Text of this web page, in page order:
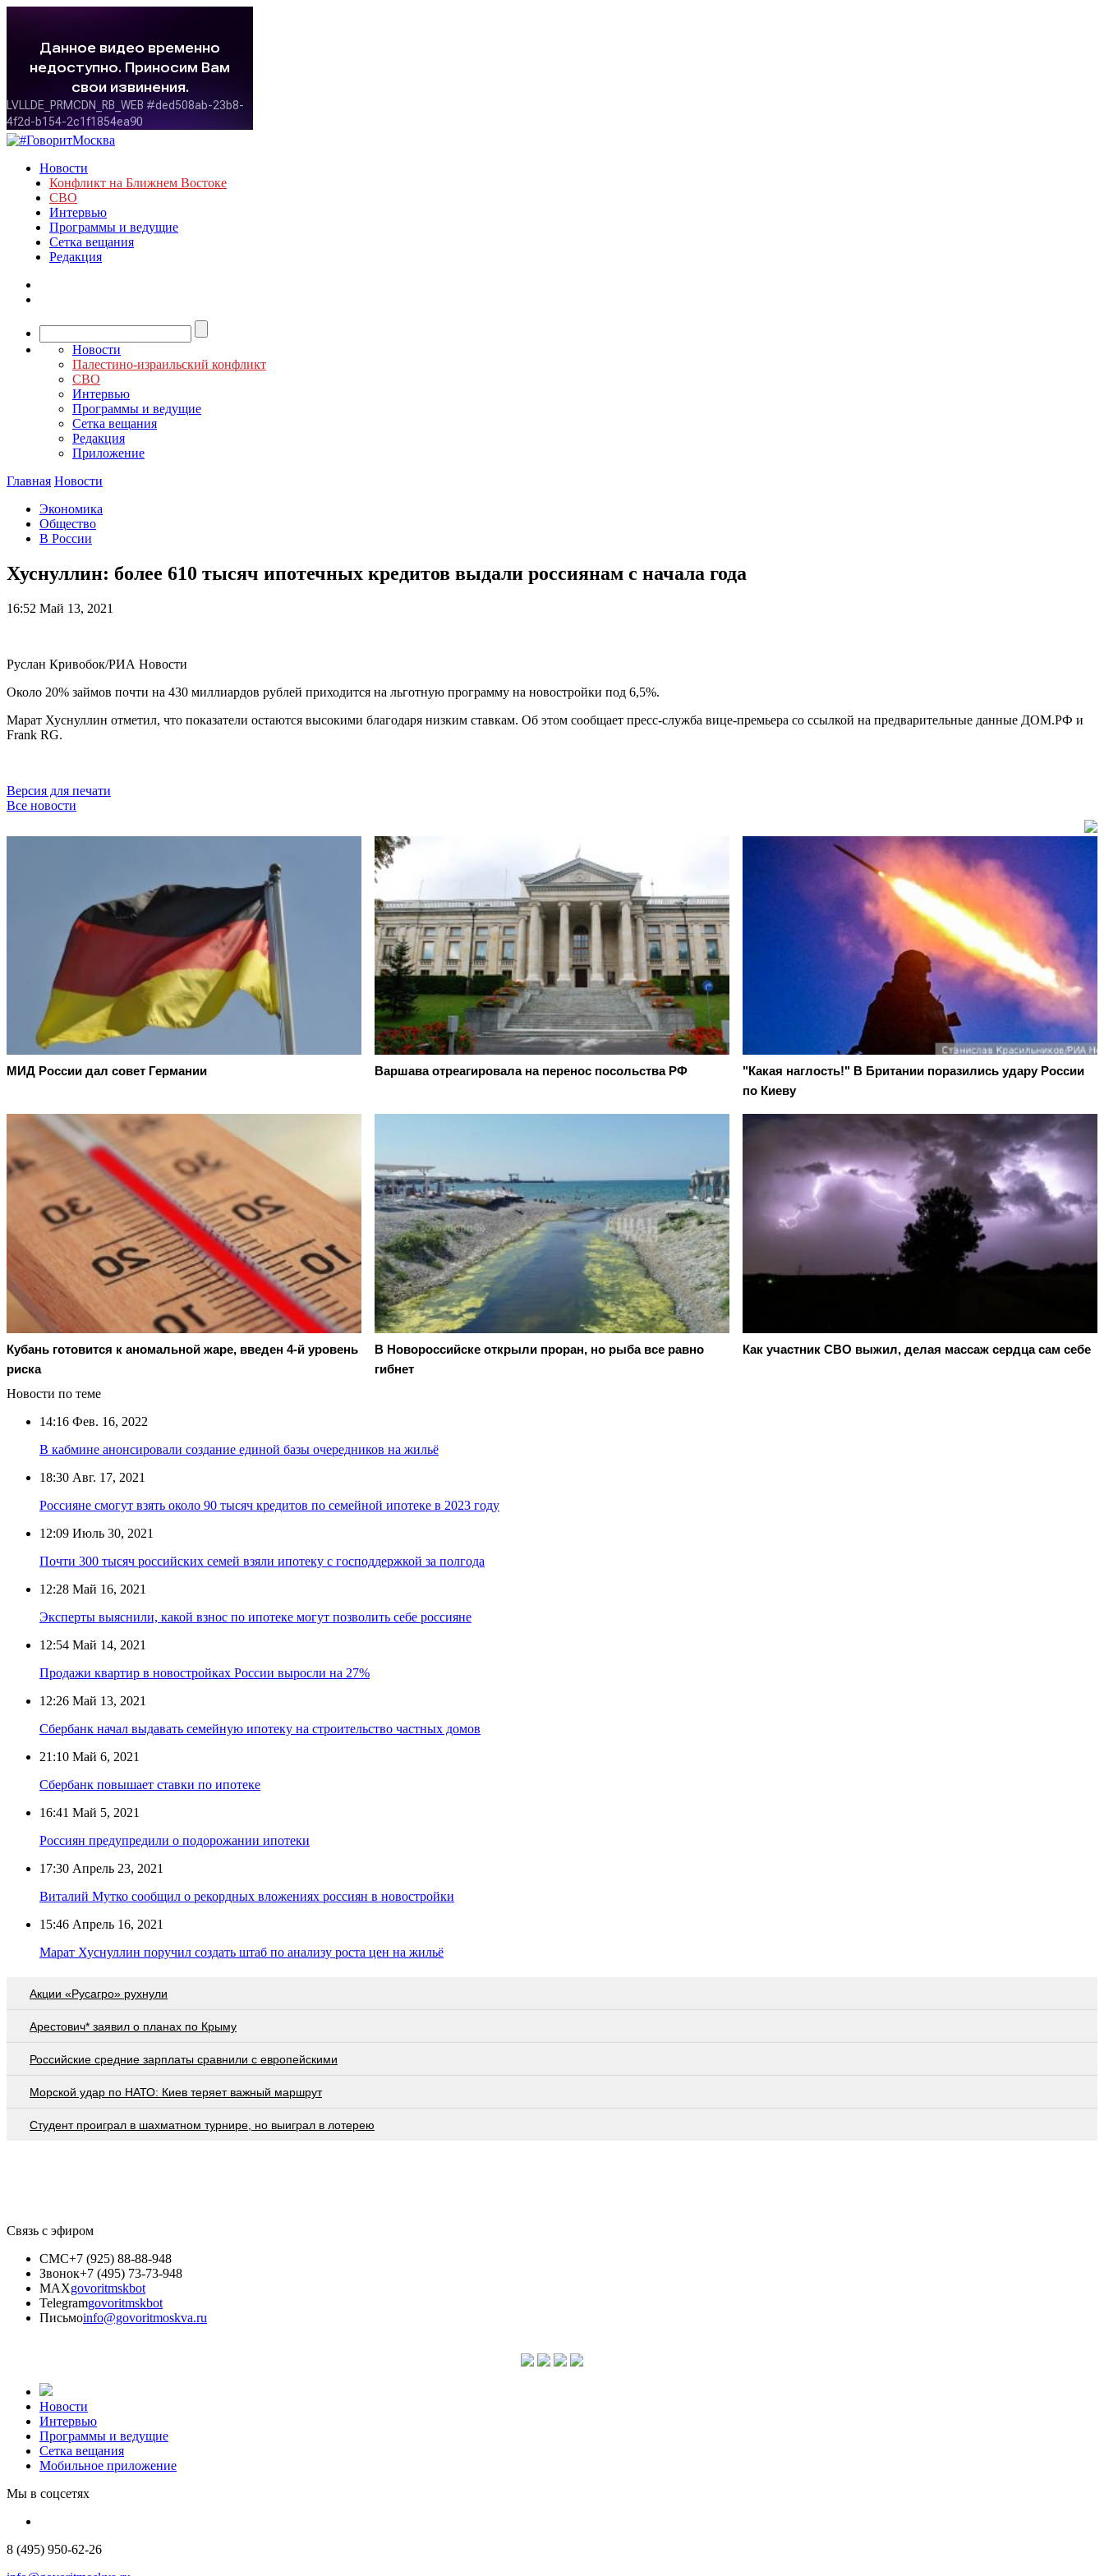
Новости
Конфликт на Ближнем Востоке
СВО
Интервью
Программы и ведущие
Сетка вещания
Редакция
Новости
Палестино-израильский конфликт
СВО
Интервью
Программы и ведущие
Сетка вещания
Редакция
Приложение
Главная Новости
Экономика
Общество
В России
Хуснуллин: более 610 тысяч ипотечных кредитов выдали россиянам с начала года
16:52 Май 13, 2021
Руслан Кривобок/РИА Новости
Около 20% займов почти на 430 миллиардов рублей приходится на льготную программу на новостройки под 6,5%.
Марат Хуснуллин отметил, что показатели остаются высокими благодаря низким ставкам. Об этом сообщает пресс-служба вице-премьера со ссылкой на предварительные данные ДОМ.РФ и
Frank RG.
Версия для печати
Все новости
МИД России дал совет Германии Варшава отреагировала на перенос посольства РФ
"Какая наглость!" В Британии поразились удару России
по Киеву
Кубань готовится к аномальной жаре, введен 4-й уровень
риска
В Новороссийске открыли проран, но рыба все равно
гибнет
Как участник СВО выжил, делая массаж сердца сам себе
Новости по теме
14:16 Фев. 16, 2022
В кабмине анонсировали создание единой базы очередников на жильё
18:30 Авг. 17, 2021
Россияне смогут взять около 90 тысяч кредитов по семейной ипотеке в 2023 году
12:09 Июль 30, 2021
Почти 300 тысяч российских семей взяли ипотеку с господдержкой за полгода
12:28 Май 16, 2021
Эксперты выяснили, какой взнос по ипотеке могут позволить себе россияне
12:54 Май 14, 2021
Продажи квартир в новостройках России выросли на 27%
12:26 Май 13, 2021
Сбербанк начал выдавать семейную ипотеку на строительство частных домов
21:10 Май 6, 2021
Сбербанк повышает ставки по ипотеке
16:41 Май 5, 2021
Россиян предупредили о подорожании ипотеки
17:30 Апрель 23, 2021
Виталий Мутко сообщил о рекордных вложениях россиян в новостройки
15:46 Апрель 16, 2021
Марат Хуснуллин поручил создать штаб по анализу роста цен на жильё
Акции «Русагро» рухнули
Арестович* заявил о планах по Крыму
Российские средние зарплаты сравнили с европейскими
Морской удар по НАТО: Киев теряет важный маршрут
Студент проиграл в шахматном турнире, но выиграл в лотерею
Связь с эфиром
СМС+7 (925) 88-88-948
Звонок+7 (495) 73-73-948
MAXgovoritmskbot
Telegramgovoritmskbot
Письмоinfo@govoritmoskva.ru
Новости
Интервью
Программы и ведущие
Сетка вещания
Мобильное приложение
Мы в соцсетях
8 (495) 950-62-26